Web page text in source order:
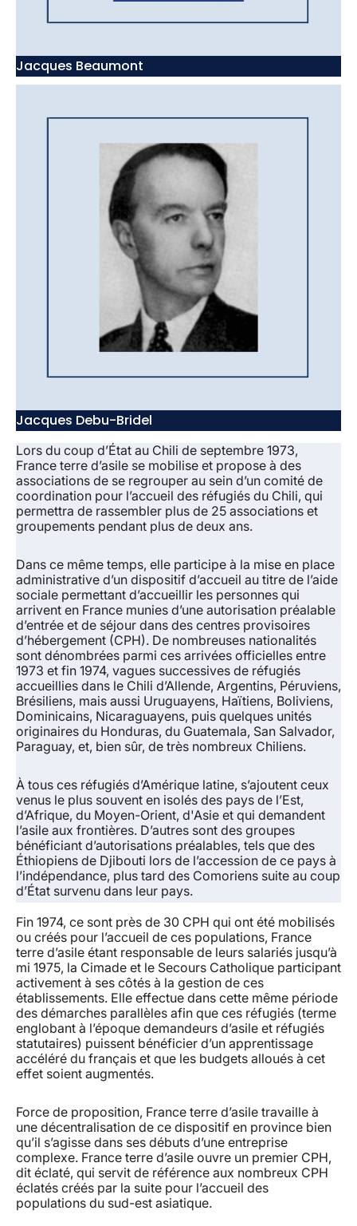
Jacques Beaumont
Jacques Debu-Bridel
Lors du coup d’État au Chili de septembre 1973,
France terre d’asile se mobilise et propose à des
associations de se regrouper au sein d’un comité de
coordination pour l’accueil des réfugiés du Chili, qui
permettra de rassembler plus de 25 associations et
groupements pendant plus de deux ans.
Dans ce même temps, elle participe à la mise en place
administrative d’un dispositif d’accueil au titre de l’aide
sociale permettant d’accueillir les personnes qui
arrivent en France munies d’une autorisation préalable
d’entrée et de séjour dans des centres provisoires
d’hébergement (CPH). De nombreuses nationalités
sont dénombrées parmi ces arrivées officielles entre
1973 et fin 1974, vagues successives de réfugiés
accueillies dans le Chili d’Allende, Argentins, Péruviens,
Brésiliens, mais aussi Uruguayens, Haïtiens, Boliviens,
Dominicains, Nicaraguayens, puis quelques unités
originaires du Honduras, du Guatemala, San Salvador,
Paraguay, et, bien sûr, de très nombreux Chiliens.
À tous ces réfugiés d’Amérique latine, s’ajoutent ceux
venus le plus souvent en isolés des pays de l’Est,
d’Afrique, du Moyen-Orient, d'Asie et qui demandent
l’asile aux frontières. D’autres sont des groupes
bénéficiant d’autorisations préalables, tels que des
Éthiopiens de Djibouti lors de l’accession de ce pays à
l’indépendance, plus tard des Comoriens suite au coup
d’État survenu dans leur pays.
Fin 1974, ce sont près de 30 CPH qui ont été mobilisés
ou créés pour l’accueil de ces populations, France
terre d’asile étant responsable de leurs salariés jusqu’à
mi 1975, la Cimade et le Secours Catholique participant
activement à ses côtés à la gestion de ces
établissements. Elle effectue dans cette même période
des démarches parallèles afin que ces réfugiés (terme
englobant à l’époque demandeurs d’asile et réfugiés
statutaires) puissent bénéficier d’un apprentissage
accéléré du français et que les budgets alloués à cet
effet soient augmentés.
Force de proposition, France terre d’asile travaille à
une décentralisation de ce dispositif en province bien
qu’il s’agisse dans ses débuts d’une entreprise
complexe. France terre d’asile ouvre un premier CPH,
dit éclaté, qui servit de référence aux nombreux CPH
éclatés créés par la suite pour l’accueil des
populations du sud-est asiatique.